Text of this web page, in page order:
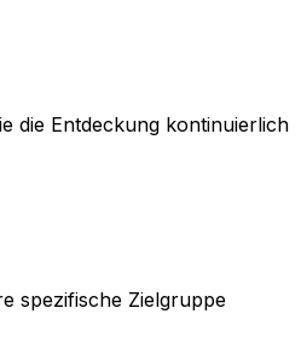
die Entdeckung kontinuierlich
spezifische Zielgruppe